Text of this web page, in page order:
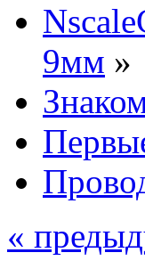
9мм »
«